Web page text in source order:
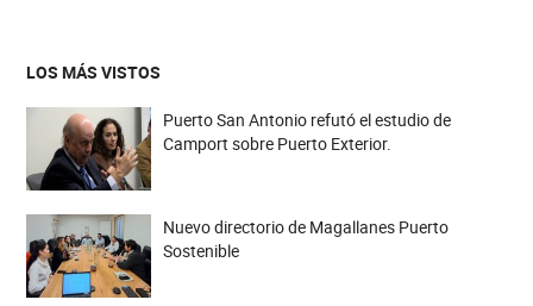
LOS MÁS VISTOS
Puerto San Antonio refutó el estudio de
Camport sobre Puerto Exterior.
Nuevo directorio de Magallanes Puerto
Sostenible